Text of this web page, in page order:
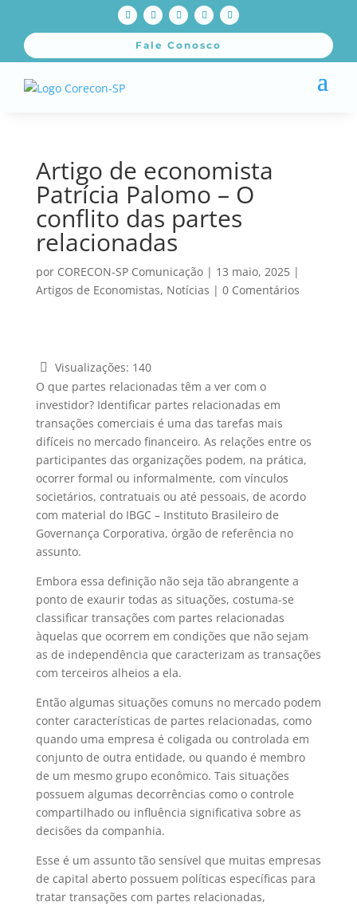
Fale Conosco
Artigo de economista
Patrícia Palomo – O
conflito das partes
relacionadas
por CORECON-SP Comunicação| 13 maio, 2025|
Artigos de Economistas, Notícias | 0 Comentários
Visualizações: 140
O que partes relacionadas têm a ver com o
investidor? Identificar partes relacionadas em
transações comerciais é uma das tarefas mais
difíceis no mercado financeiro. As relações entre os
participantes das organizações podem, na prática,
ocorrer formal ou informalmente, com vínculos
societários, contratuais ou até pessoais, de acordo
com material do IBGC – Instituto Brasileiro de
Governança Corporativa, órgão de referência no
assunto.
Embora essa definição não seja tão abrangente a
ponto de exaurir todas as situações, costuma-se
classificar transações com partes relacionadas
àquelas que ocorrem em condições que não sejam
as de independência que caracterizam as transações
com terceiros alheios a ela.
Então algumas situações comuns no mercado podem
conter características de partes relacionadas, como
quando uma empresa é coligada ou controlada em
conjunto de outra entidade, ou quando é membro
de um mesmo grupo econômico. Tais situações
possuem algumas decorrências como o controle
compartilhado ou influência significativa sobre as
decisões da companhia.
Esse é um assunto tão sensível que muitas empresas
de capital aberto possuem políticas específicas para
tratar transações com partes relacionadas,